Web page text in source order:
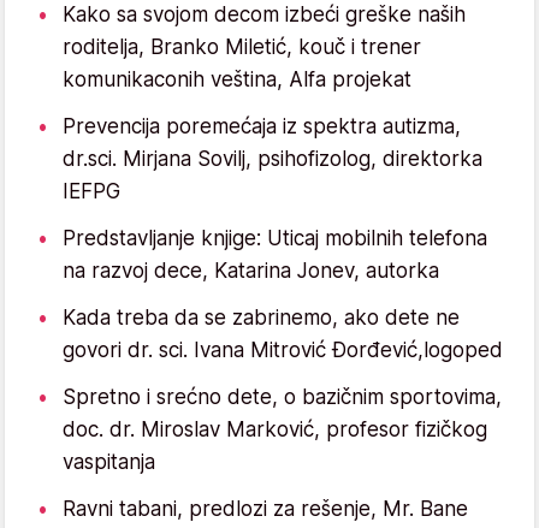
Kako sa svojom decom izbeći greške naših
roditelja, Branko Miletić, kouč i trener
komunikaconih veština, Alfa projekat
Prevencija poremećaja iz spektra autizma,
dr.sci. Mirjana Sovilj, psihofizolog, direktorka
IEFPG
Predstavljanje knjige: Uticaj mobilnih telefona
na razvoj dece, Katarina Jonev, autorka
Kada treba da se zabrinemo, ako dete ne
govori dr. sci. Ivana Mitrović Đorđević,logoped
Spretno i srećno dete, o bazičnim sportovima,
doc. dr. Miroslav Marković, profesor fizičkog
vaspitanja
Ravni tabani, predlozi za rešenje, Mr. Bane